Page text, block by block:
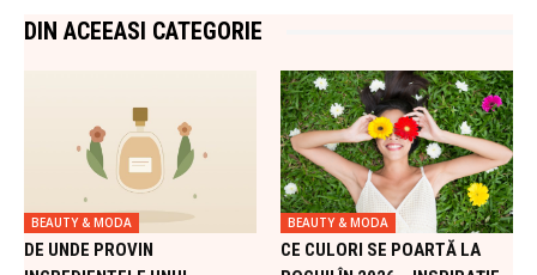
DIN ACEEASI CATEGORIE
BEAUTY & MODA
DE UNDE PROVIN
BEAUTY & MODA
CE CULORI SE POARTĂ LA